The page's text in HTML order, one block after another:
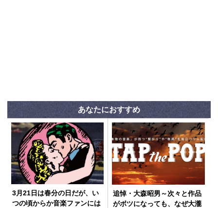
あなたにおすすめ
3月21日は春分の日だが、い
つの頃からか音楽ファンには
追悼・大森昭男～次々と作品
がボツになっても、なぜ大瀧